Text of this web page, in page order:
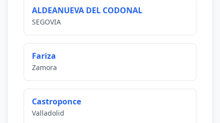
ALDEANUEVA DEL CODONAL
SEGOVIA
Fariza
Zamora
Castroponce
Valladolid